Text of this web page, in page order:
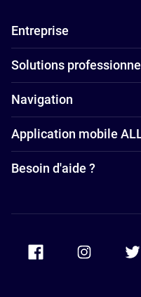
Hôtels avec
parking à
Hamburg
Hôtels avec
salle de sport
à Hamburg
Entreprise
Solutions
Navigation
Application mobile
Besoin d'aide ?
Accor Facebook